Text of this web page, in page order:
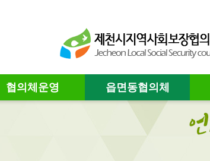
협의체운영 읍면동협의체